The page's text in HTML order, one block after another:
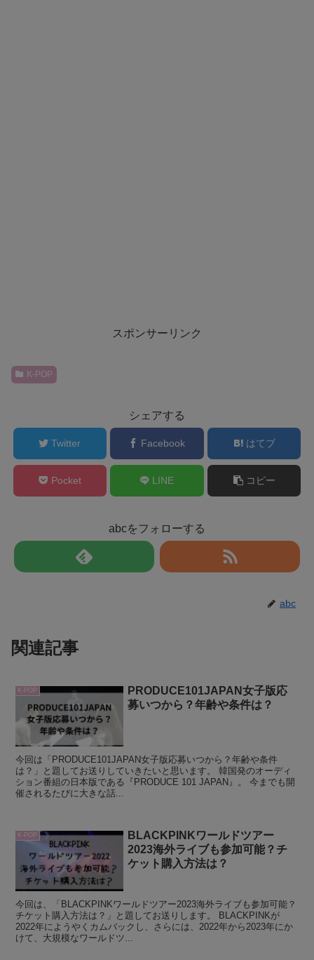
スポンサーリンク
K-POP
シェアする
Twitter Facebook はてブ
Pocket LINE コピー
abcをフォローする
abc
関連記事
K-POP
PRODUCE101JAPAN女子版応
募いつから？年齢や条件は？
今回は「PRODUCE101JAPAN女子版応募いつから？年齢や条件
は？」と題してお送りしていきたいと思います。 韓国発のオーディ
ション番組の日本版である『PRODUCE 101 JAPAN』。 今までも開
催されるたびに大きな話...
K-POP
BLACKPINKワールドツアー
2023海外ライブも参加可能？チ
ケット購入方法は？
今回は、「BLACKPINKワールドツアー2023海外ライブも参加可能？
チケット購入方法は？」と題してお送りします。 BLACKPINKが
2022年にようやくカムバックし、さらには、2022年から2023年にか
けて、大規模なワールドツ...